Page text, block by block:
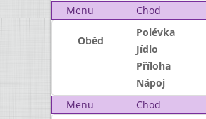
Menu
Chod
Oběd
Polévka
Jídlo
Příloha
Nápoj
Menu
Chod